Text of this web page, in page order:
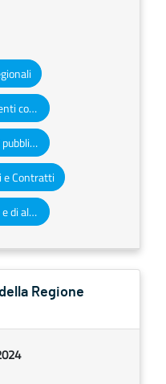
Determinazioni dirigenziali aventi contenuto di interesse generale
Atti degli enti locali e degli enti pubblici e privati
e Contratti
Altri atti e avvisi della Regione e di altri enti pubblici che interessano la collettività regionale
Regione